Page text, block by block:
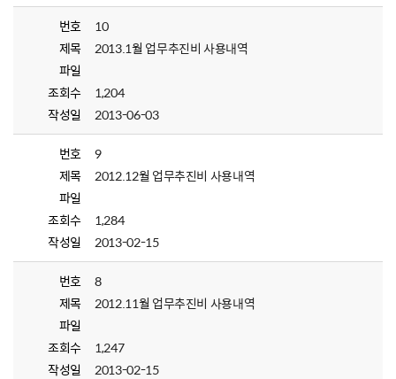
번호
10
제목
2013.1월 업무추진비 사용내역
파일
조회수
1,204
작성일
2013-06-03
번호
9
제목
2012.12월 업무추진비 사용내역
파일
조회수
1,284
작성일
2013-02-15
번호
8
제목
2012.11월 업무추진비 사용내역
파일
조회수
1,247
작성일
2013-02-15